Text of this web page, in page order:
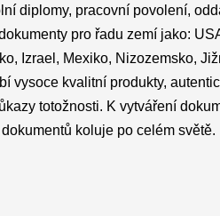
diplomy, pracovní povolení,
pro řadu zemí jako:
Izrael, Mexiko, Nizozemsko,
vysoce kvalitní produkty,
totožnosti. K vytváření
koluje po celém světě.